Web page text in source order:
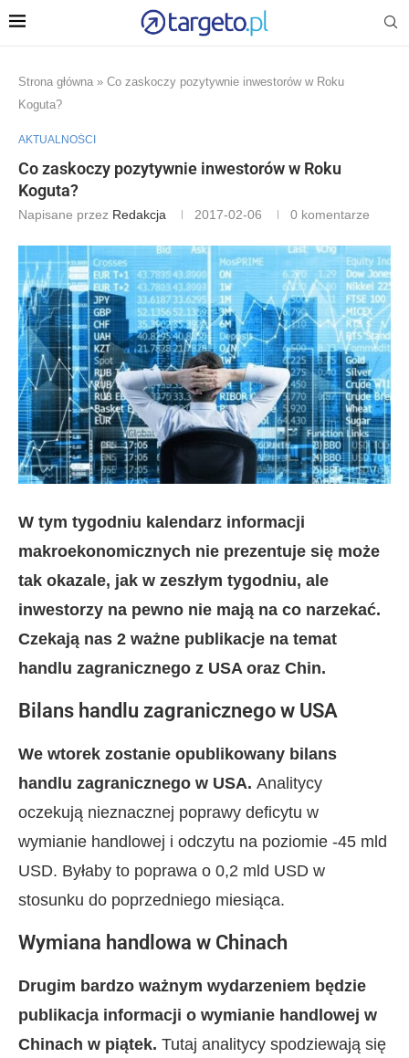
Strona główna » Co zaskoczy pozytywnie inwestorów w Roku
Koguta?
AKTUALNOŚCI
Co zaskoczy pozytywnie inwestorów w Roku
Koguta?
Napisane przez Redakcja 2017-02-06 0 komentarze
W tym tygodniu kalendarz informacji
makroekonomicznych nie prezentuje się może
tak okazale, jak w zeszłym tygodniu, ale
inwestorzy na pewno nie mają na co narzekać.
Czekają nas 2 ważne publikacje na temat
handlu zagranicznego z USA oraz Chin.
Bilans handlu zagranicznego w USA
We wtorek zostanie opublikowany bilans
handlu zagranicznego w USA. Analitycy
oczekują nieznacznej poprawy deficytu w
wymianie handlowej i odczytu na poziomie -45 mld
USD. Byłaby to poprawa o 0,2 mld USD w
stosunku do poprzedniego miesiąca.
Wymiana handlowa w Chinach
Drugim bardzo ważnym wydarzeniem będzie
publikacja informacji o wymianie handlowej w
Chinach w piątek. Tutaj analitycy spodziewają się